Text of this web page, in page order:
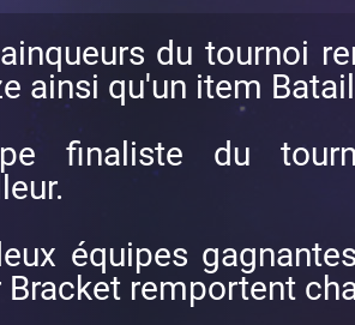
du tournoi
ainsi qu'un item
finaliste du
équipes
Bracket remportent